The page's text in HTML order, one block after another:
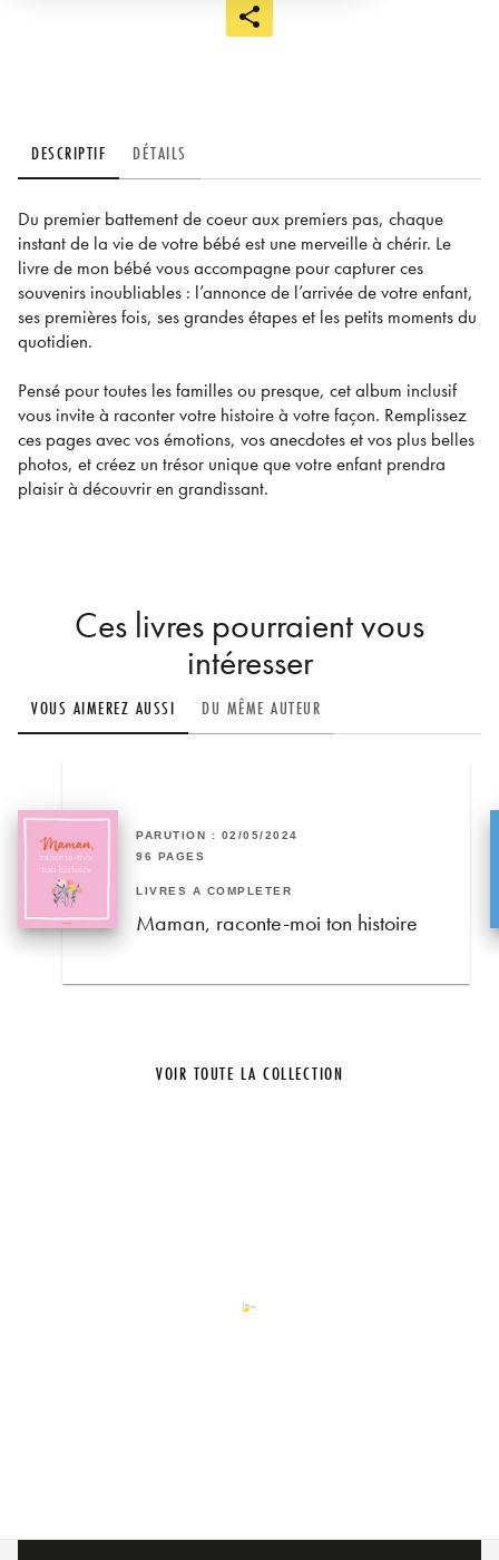
DESCRIPTIF DÉTAILS
Du premier battement de coeur aux premiers pas, chaque
instant de la vie de votre bébé est une merveille à chérir. Le
livre de mon bébé vous accompagne pour capturer ces
souvenirs inoubliables : l’annonce de l’arrivée de votre enfant,
ses premières fois, ses grandes étapes et les petits moments du
quotidien.
Pensé pour toutes les familles ou presque, cet album inclusif
vous invite à raconter votre histoire à votre façon. Remplissez
ces pages avec vos émotions, vos anecdotes et vos plus belles
photos, et créez un trésor unique que votre enfant prendra
plaisir à découvrir en grandissant.
Ces livres pourraient vous
intéresser
VOUS AIMEREZ AUSSI DU MÊME AUTEUR
PARUTION : 02/05/2024
96 PAGES
LIVRES À COMPLÉTER
Maman, raconte-moi ton histoire
VOIR TOUTE LA COLLECTION